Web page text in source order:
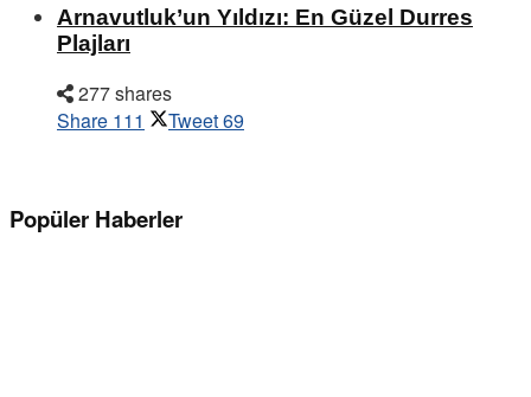
Arnavutluk’un Yıldızı: En Güzel Durres
Plajları
277 shares
Share 111 Tweet69
Popüler Haberler